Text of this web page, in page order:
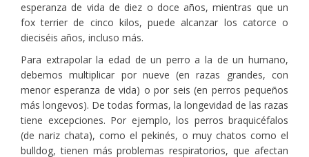
esperanza de vida de diez o doce años, mientras que un
fox terrier de cinco kilos, puede alcanzar los catorce o
dieciséis años, incluso más.
Para extrapolar la edad de un perro a la de un humano,
debemos multiplicar por nueve (en razas grandes, con
menor esperanza de vida) o por seis (en perros pequeños
más longevos). De todas formas, la longevidad de las razas
tiene excepciones. Por ejemplo, los perros braquicéfalos
(de nariz chata), como el pekinés, o muy chatos como el
bulldog, tienen más problemas respiratorios, que afectan